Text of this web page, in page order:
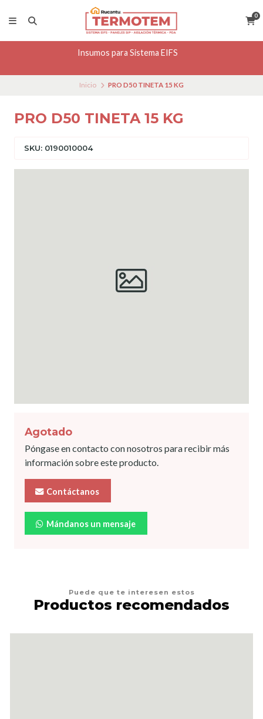
0
Insumos para Sistema EIFS
Inicio PRO D50 TINETA 15 KG
PRO D50 TINETA 15 KG
SKU: 0190010004
Agotado
Póngase en contacto con nosotros para recibir más
información sobre este producto.
Contáctanos
Mándanos un mensaje
Puede que te interesen estos
Productos recomendados